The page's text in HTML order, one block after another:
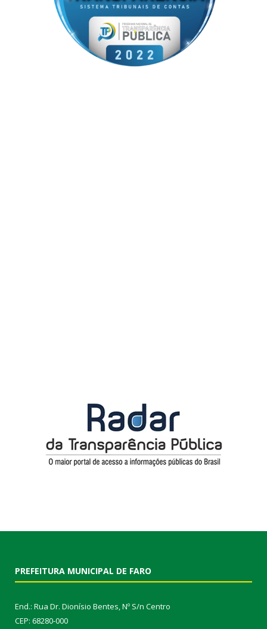
PREFEITURA MUNICIPAL DE FARO
End.: Rua Dr. Dionísio Bentes, Nº S/n Centro
CEP: 68280-000